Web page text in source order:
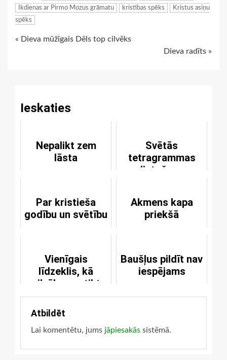
Ikdienas ar Pirmo Mozus grāmatu
kristības spēks
Kristus asiņu
spēks
Continue
« Dieva mūžīgais Dēls top cilvēks
Dieva radīts »
Ieskaties
Nepalikt zem
lāsta
Svētās
tetragrammas
lietošana
Par kristieša
godību un svētību
Akmens kapa
priekšā
Vienīgais
līdzeklis, kā
cilvēks var tikt
izglābts
Baušļus pildīt nav
iespējams
Atbildēt
Lai komentētu, jums jāpiesakās sistēmā.